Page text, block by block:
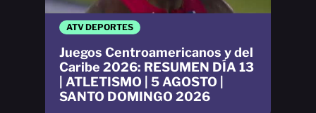
ATV DEPORTES
Juegos Centroamericanos y del
Caribe 2026: RESUMEN DÍA 13
| ATLETISMO | 5 AGOSTO |
SANTO DOMINGO 2026